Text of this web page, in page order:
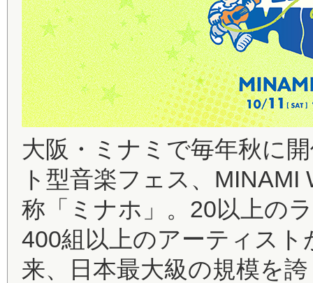
大阪・ミナミで毎年秋に
ト型音楽フェス、
称「ミナホ」。20以上の
400組以上のアーティス
来、日本最大級の規模を